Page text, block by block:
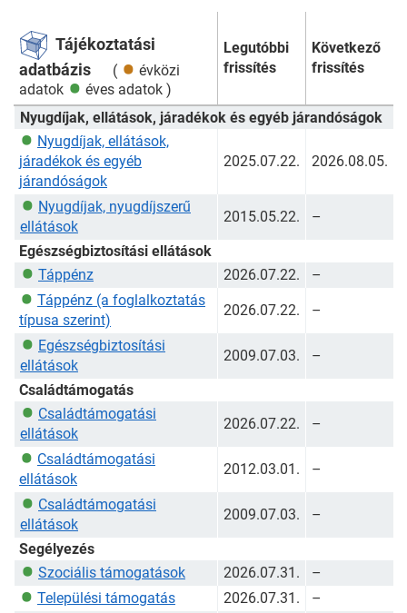
Tájékoztatási
adatbázis
(
évközi
adatok
éves adatok )
Legutóbbi
frissítés
Következő
frissítés
Nyugdíjak, ellátások, járadékok és egyéb járandóságok
Nyugdíjak, ellátások,
járadékok és egyéb
járandóságok
2025.07.22. 2026.08.05.
Nyugdíjak, nyugdíjszerű
ellátások
2015.05.22.
–
Egészségbiztosítási ellátások
Táppénz
2026.07.22.
–
Táppénz (a foglalkoztatás
típusa szerint)
2026.07.22. –
Egészségbiztosítási
ellátások
2009.07.03.
–
Családtámogatás
Családtámogatási
ellátások
2026.07.22. –
Családtámogatási
ellátások
2012.03.01. –
Családtámogatási
ellátások
2009.07.03.
–
Segélyezés
Szociális támogatások
2026.07.31.
–
Települési támogatás
2026.07.31.
–